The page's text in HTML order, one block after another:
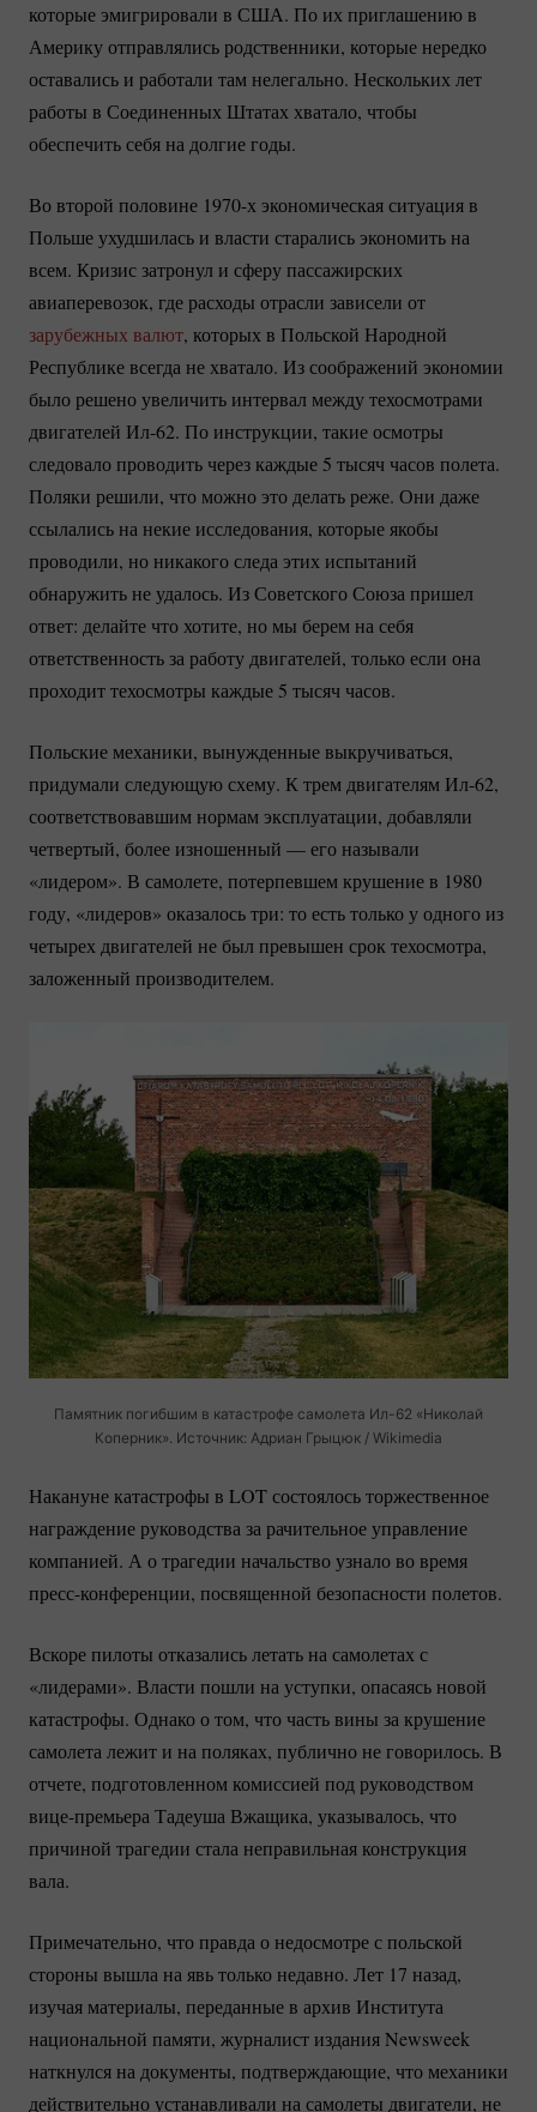
которые эмигрировали в США. По их приглашению в
Америку отправлялись родственники, которые нередко
оставались и работали там нелегально. Нескольких лет
работы в Соединенных Штатах хватало, чтобы
обеспечить себя на долгие годы.
Во второй половине 1970-х экономическая ситуация в
Польше ухудшилась и власти старались экономить на
всем. Кризис затронул и сферу пассажирских
авиаперевозок, где расходы отрасли зависели от
зарубежных валют, которых в Польской Народной
Республике всегда не хватало. Из соображений экономии
было решено увеличить интервал между техосмотрами
двигателей Ил-62. По инструкции, такие осмотры
следовало проводить через каждые 5 тысяч часов полета.
Поляки решили, что можно это делать реже. Они даже
ссылались на некие исследования, которые якобы
проводили, но никакого следа этих испытаний
обнаружить не удалось. Из Советского Союза пришел
ответ: делайте что хотите, но мы берем на себя
ответственность за работу двигателей, только если она
проходит техосмотры каждые 5 тысяч часов.
Польские механики, вынужденные выкручиваться,
придумали следующую схему. К трем двигателям Ил-62,
соответствовавшим нормам эксплуатации, добавляли
четвертый, более изношенный — его называли
«лидером». В самолете, потерпевшем крушение в 1980
году, «лидеров» оказалось три: то есть только у одного из
четырех двигателей не был превышен срок техосмотра,
заложенный производителем.
Памятник погибшим в катастрофе самолета Ил-62 «Николай
Коперник». Источник: Адриан Грыцюк / Wikimedia
Накануне катастрофы в LOT состоялось торжественное
награждение руководства за рачительное управление
компанией. А о трагедии начальство узнало во время
пресс-конференции, посвященной безопасности полетов.
Вскоре пилоты отказались летать на самолетах с
«лидерами». Власти пошли на уступки, опасаясь новой
катастрофы. Однако о том, что часть вины за крушение
самолета лежит и на поляках, публично не говорилось. В
отчете, подготовленном комиссией под руководством
вице-премьераТадеуша Вжащика, указывалось, что
причиной трагедии стала неправильная конструкция
вала.
Примечательно, что правда о недосмотре с польской
стороны вышла на явь только недавно. Лет 17 назад,
изучая материалы, переданные в архив Института
национальной памяти, журналист издания Newsweek
наткнулся на документы, подтверждающие, что механики
действительно устанавливали на самолеты двигатели, не